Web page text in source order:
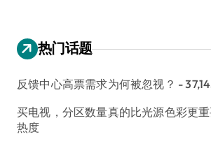
热门话题
反馈中心高票需求为何被忽视？ -
买电视，分区数量真的比光源色彩更重
热度